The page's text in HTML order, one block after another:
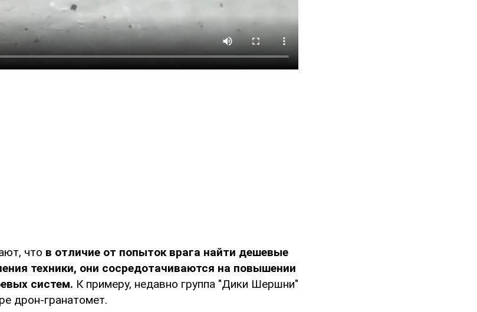
что в отличие от попыток врага найти дешевые
техники, они сосредотачиваются на повышении
систем. К примеру, недавно группа "Дики Шершни"
дрон-гранатомет.